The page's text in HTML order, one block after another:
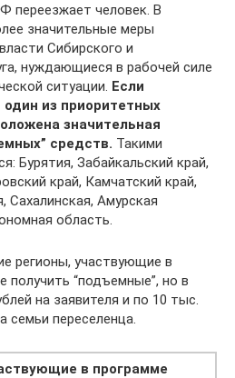
переезжает человек. В
значительные меры
Сибирского и
нуждающиеся в рабочей силе
ситуации. Если
из приоритетных
значительная
средств. Такими
Бурятия, Забайкальский край,
край, Камчатский край,
Сахалинская, Амурская
область.
регионы, участвующие в
“подъемные”, но в
на заявителя и по 10 тыс.
семьи переселенца.
в программе